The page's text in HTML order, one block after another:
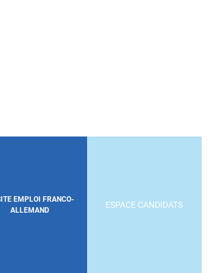
EMPLOI FRANCO-
ALLEMAND
ESPACE CANDIDATS